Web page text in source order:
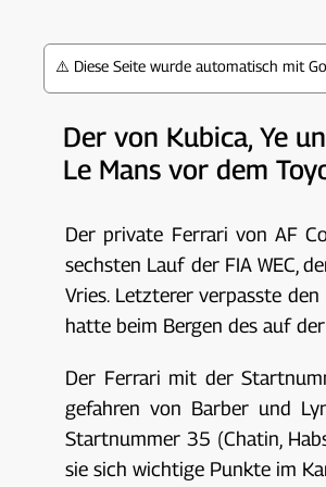
⚠️ Diese Seite wurde automatisch mit
Der von Kubica, Ye
Le Mans vor dem
Der private Ferrari von AF
sechsten Lauf der FIA WEC,
Vries. Letzterer verpasste
hatte beim Bergen des auf
Der Ferrari mit der
gefahren von Barber und
Startnummer 35 (Chatin,
sie sich wichtige Punkte im